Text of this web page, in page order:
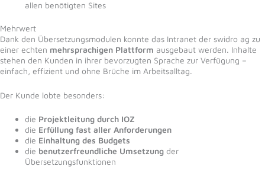
allen benötigten Sites
Mehrwert
Dank den Übersetzungsmodulen konnte das Intranet der swidro ag zu
einer echten mehrsprachigen Plattform ausgebaut werden. Inhalte
stehen den Kunden in ihrer bevorzugten Sprache zur Verfügung –
einfach, effizient und ohne Brüche im Arbeitsalltag.
Der Kunde lobte besonders:
die Projektleitung durch IOZ
die Erfüllung fast aller Anforderungen
die Einhaltung des Budgets
die benutzerfreundliche Umsetzung der
Übersetzungsfunktionen